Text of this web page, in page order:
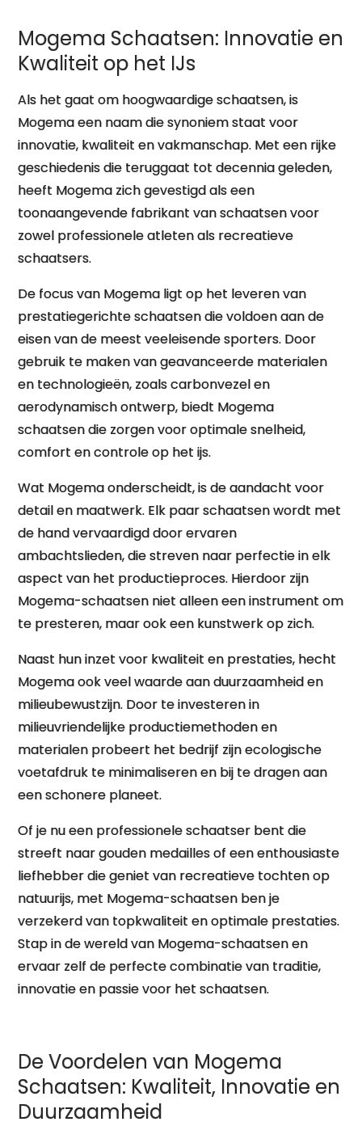
Mogema Schaatsen: Innovatie en
Kwaliteit op het IJs
Als het gaat om hoogwaardige schaatsen, is
Mogema een naam die synoniem staat voor
innovatie, kwaliteit en vakmanschap. Met een rijke
geschiedenis die teruggaat tot decennia geleden,
heeft Mogema zich gevestigd als een
toonaangevende fabrikant van schaatsen voor
zowel professionele atleten als recreatieve
schaatsers.
De focus van Mogema ligt op het leveren van
prestatiegerichte schaatsen die voldoen aan de
eisen van de meest veeleisende sporters. Door
gebruik te maken van geavanceerde materialen
en technologieën, zoals carbonvezel en
aerodynamisch ontwerp, biedt Mogema
schaatsen die zorgen voor optimale snelheid,
comfort en controle op het ijs.
Wat Mogema onderscheidt, is de aandacht voor
detail en maatwerk. Elk paar schaatsen wordt met
de hand vervaardigd door ervaren
ambachtslieden, die streven naar perfectie in elk
aspect van het productieproces. Hierdoor zijn
Mogema-schaatsen niet alleen een instrument om
te presteren, maar ook een kunstwerk op zich.
Naast hun inzet voor kwaliteit en prestaties, hecht
Mogema ook veel waarde aan duurzaamheid en
milieubewustzijn. Door te investeren in
milieuvriendelijke productiemethoden en
materialen probeert het bedrijf zijn ecologische
voetafdruk te minimaliseren en bij te dragen aan
een schonere planeet.
Of je nu een professionele schaatser bent die
streeft naar gouden medailles of een enthousiaste
liefhebber die geniet van recreatieve tochten op
natuurijs, met Mogema-schaatsen ben je
verzekerd van topkwaliteit en optimale prestaties.
Stap in de wereld van Mogema-schaatsen en
ervaar zelf de perfecte combinatie van traditie,
innovatie en passie voor het schaatsen.
De Voordelen van Mogema
Schaatsen: Kwaliteit, Innovatie en
Duurzaamheid